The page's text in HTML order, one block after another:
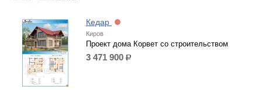
Кедар
Киров
Проект дома Корвет со строительством
3 471 900 р.